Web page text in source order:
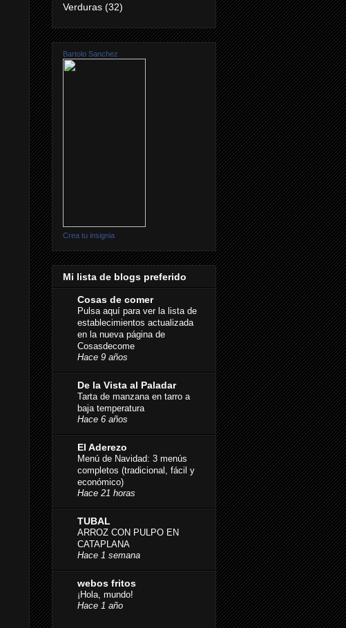
Verduras (32)
Bartolo Sanchez
Crea tu insignia
Mi lista de blogs preferido
Cosas de comer
Pulsa aquí para ver la lista de
establecimientos actualizada
en la nueva página de
Cosasdecome
Hace 9 años
De la Vista al Paladar
Tarta de manzana en tarro a
baja temperatura
Hace 6 años
El Aderezo
Menú de Navidad: 3 menús
completos (tradicional, fácil y
económico)
Hace 21 horas
TUBAL
ARROZ CON PULPO EN
CATAPLANA
Hace 1 semana
webos fritos
¡Hola, mundo!
Hace 1 año